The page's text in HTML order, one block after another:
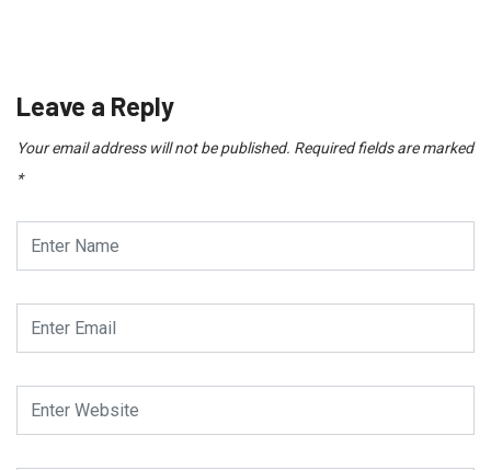
Leave a Reply
Your email address will not be published. Required fields are marked
*